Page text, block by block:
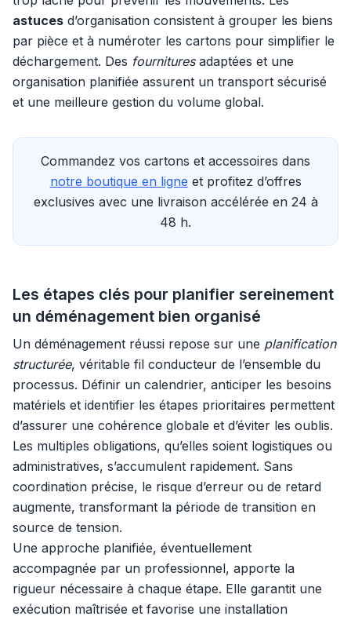
astuces d’organisation consistent à grouper les biens
par pièce et à numéroter les cartons pour simplifier le
déchargement. Des fournituresadaptées et une
organisation planifiée assurent un transport sécurisé
et une meilleure gestion du volume global.
Commandez vos cartons et accessoires dans
notre boutique en ligne et profitez d’offres
exclusives avec une livraison accélérée en 24 à
48 h.
Les étapes clés pour planifier sereinement
un déménagement bien organisé
Un déménagement réussi repose sur une planification
structurée, véritable fil conducteur de l’ensemble du
processus. Définir un calendrier, anticiper les besoins
matériels et identifier les étapes prioritaires permettent
d’assurer une cohérence globale et d’éviter les oublis.
Les multiples obligations, qu’elles soient logistiques ou
administratives, s’accumulent rapidement. Sans
coordination précise, le risque d’erreur ou de retard
augmente, transformant la période de transition en
source de tension.
Une approche planifiée, éventuellement
accompagnée par un professionnel, apporte la
rigueur nécessaire à chaque étape. Elle garantit une
exécution maîtrisée et favorise une installation